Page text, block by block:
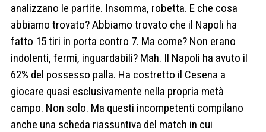
analizzano le partite. Insomma, robetta. E che cosa
abbiamo trovato? Abbiamo trovato che il Napoli ha
fatto 15 tiri in porta contro 7. Ma come? Non erano
indolenti, fermi, inguardabili? Mah. Il Napoli ha avuto il
62% del possesso palla. Ha costretto il Cesena a
giocare quasi esclusivamente nella propria metà
campo. Non solo. Ma questi incompetenti compilano
anche una scheda riassuntiva del match in cui